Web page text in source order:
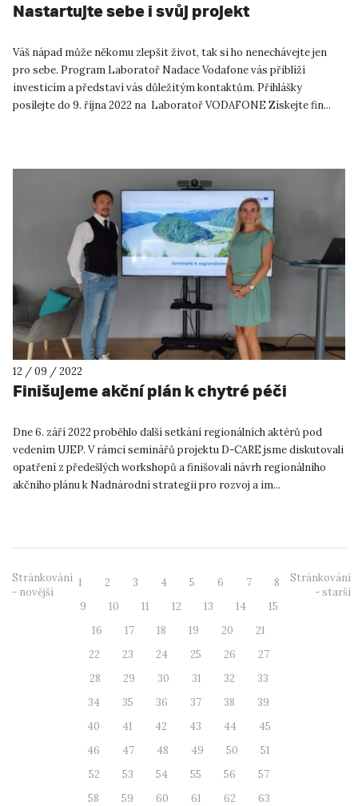
Nastartujte sebe i svůj projekt
Váš nápad může někomu zlepšit život, tak si ho nenechávejte jen
pro sebe. Program Laboratoř Nadace Vodafone vás přiblíží
investicím a představí vás důležitým kontaktům. Přihlášky
posílejte do 9. října 2022 na Laboratoř VODAFONE Získejte fin...
12 / 09 / 2022
Finišujeme akční plán k chytré péči
Dne 6. září 2022 proběhlo další setkání regionálních aktérů pod
vedením UJEP. V rámci seminářů projektu D-CARE jsme diskutovali
opatření z předešlých workshopů a finišovali návrh regionálního
akčního plánu k Nadnárodní strategii pro rozvoj a im...
Stránkování
- novější
1 2 3 4 5 6 7
8
9
10 11 12 13 14
15
16
17 18 19 20
21
22
23 24 25 26
27
28
29 30 31 32
33
34
35 36 37 38
39
40
41 42 43 44
45
46
47 48 49 50
51
52
53 54 55 56
57
58
59 60 61 62
63
Stránkování
- starší